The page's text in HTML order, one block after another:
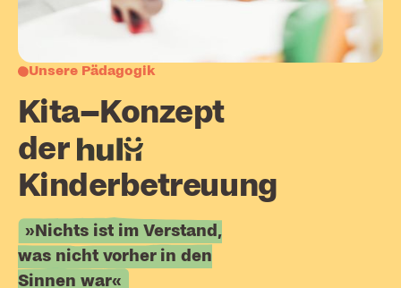
Unsere Pädagogik
Kita–Konzept
der hulii
Kinderbetreuung
»Nichts ist im Verstand,
was nicht vorher in den
Sinnen war«